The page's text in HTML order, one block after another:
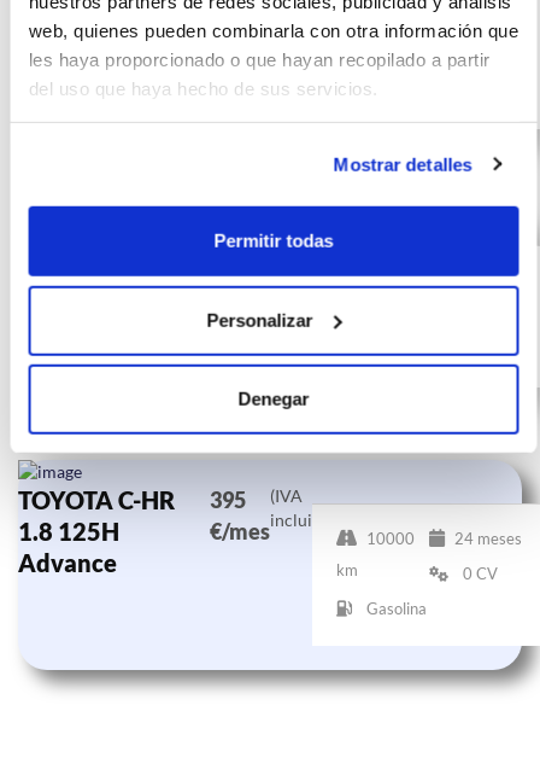
web, quienes pueden combinarla con otra información que
les haya proporcionado o que hayan recopilado a partir
del uso que haya hecho de sus servicios.
Mostrar detalles
Permitir todas
Personalizar
Denegar
1.8 125H
Advance
€/mes
10000
km
24 meses
0 CV
Gasolina
1.8 125H
412
€/mes
(IVA
10000
km
24 meses
Gasolina
TOYOTA C-HR
1.8 125H
Advance
395
€/mes
(IVA
incluido)
10000
km
24 meses
0 CV
Gasolina